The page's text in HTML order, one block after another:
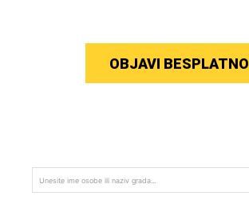
OBJAVI BESPLATNO
Unesite ime osobe ili naziv grada...